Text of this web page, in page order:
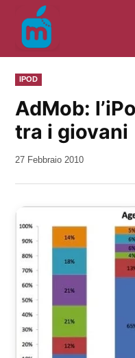
contenuto
PUBBLICATO
IN
IPOD
AdMob:
tra i giovani
da
27 Febbraio 2010